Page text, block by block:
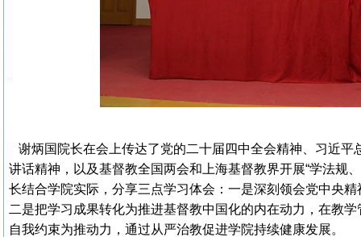
谢炳国院长在会上传达了党的二十届四中全会精神、习近
讲话精神，以及基督教全国两会和上海基督教界开展“学法规
长结合学院实际，分享三点学习体会：一是深刻领会党中央
二是把学习成果转化为推进基督教中国化的内在动力，在教
自我约束为推动力，通过从严治教促进学院持续健康发展。